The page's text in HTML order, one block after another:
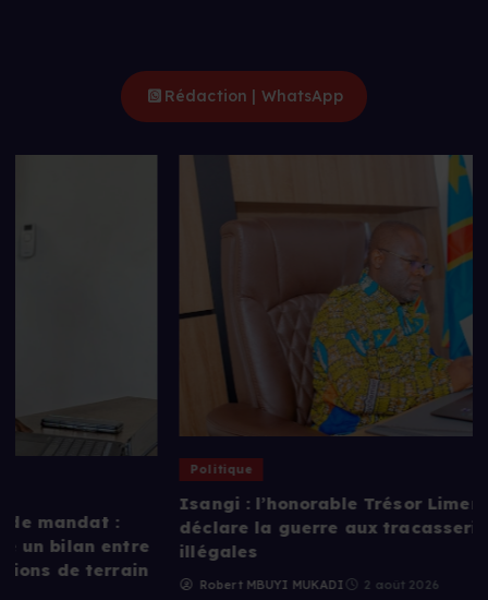
Rédaction | WhatsApp
Isangi : l’honorable Trésor Limengo Ikolonga
déclare la guerre aux tracasseries et aux taxes
illégales
Robert MBUYI MUKADI 2 août 2026